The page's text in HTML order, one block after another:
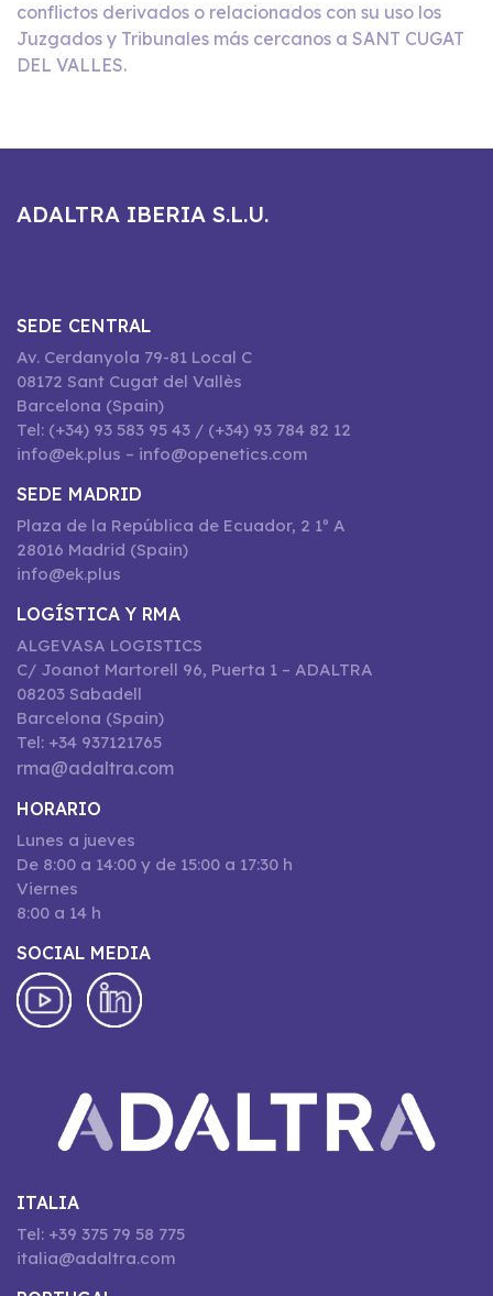
conflictos derivados o relacionados con su uso los
Juzgados y Tribunales más cercanos a SANT CUGAT
DEL VALLES.
ADALTRA IBERIA S.L.U.
SEDE CENTRAL
Av. Cerdanyola 79-81 Local C
08172 Sant Cugat del Vallès
Barcelona (Spain)
Tel: (+34) 93 583 95 43 / (+34) 93 784 82 12
info@ek.plus – info@openetics.com
SEDE MADRID
Plaza de la República de Ecuador, 2 1º A
28016 Madrid (Spain)
info@ek.plus
LOGÍSTICA Y RMA
ALGEVASA LOGISTICS
C/ Joanot Martorell 96, Puerta 1 – ADALTRA
08203 Sabadell
Barcelona (Spain)
Tel: +34 937121765
rma@adaltra.com
HORARIO
Lunes a jueves
De 8:00 a 14:00 y de 15:00 a 17:30 h
Viernes
8:00 a 14 h
SOCIAL MEDIA
ITALIA
Tel: +39 375 79 58 775
italia@adaltra.com